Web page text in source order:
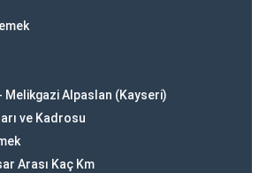
Melikgazi Alpaslan (Kayseri)
ve Kadrosu
Arası Kaç Km